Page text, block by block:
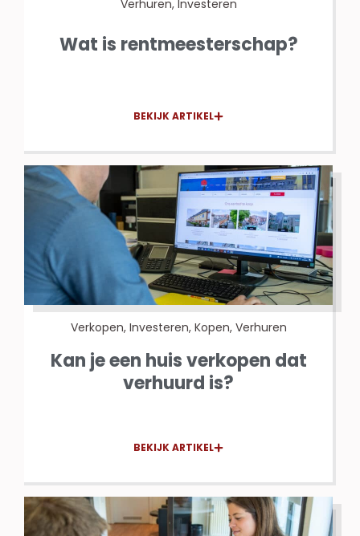
Verhuren, Investeren
Wat is rentmeesterschap?
BEKIJK ARTIKEL
Verkopen, Investeren, Kopen, Verhuren
Kan je een huis verkopen dat
verhuurd is?
BEKIJK ARTIKEL